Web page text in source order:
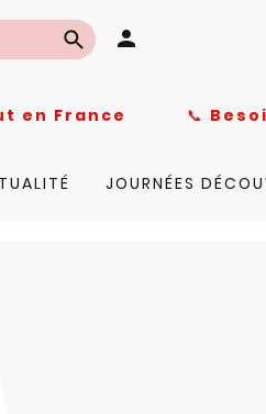
en France 📞
JOURNÉES